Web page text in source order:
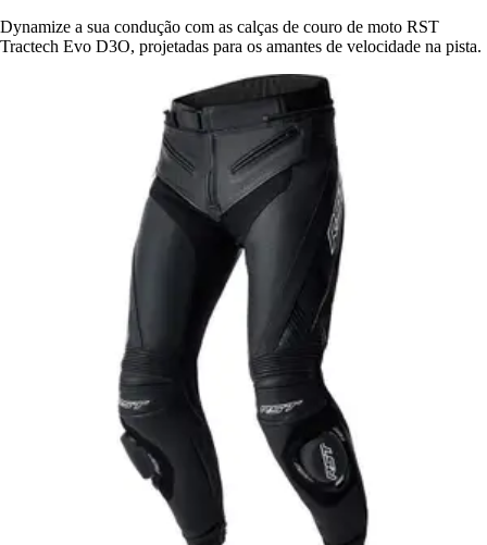
Dynamize a sua condução com as calças de couro de moto RST
Tractech Evo D3O, projetadas para os amantes de velocidade na pista.